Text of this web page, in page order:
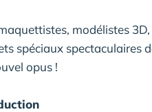
modélistes
spéciaux spectaculaires
opus !